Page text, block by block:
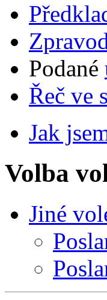
Podané
Řeč ve
Jak
Volba
Jiné